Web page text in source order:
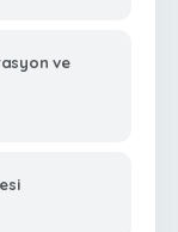
ve